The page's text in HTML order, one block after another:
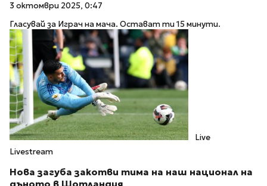
3 октомври 2025, 0:47
Гласувай за Играч на мача. Остават ти 15 минути.
Live
Livestream
Нова загуба закотви тима на наш национал на